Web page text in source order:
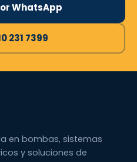
WhatsApp
231 7399
en bombas, sistemas
y soluciones de